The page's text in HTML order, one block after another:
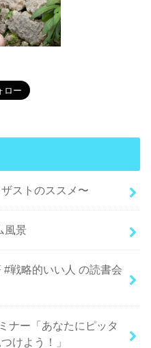
ストのススメ〜
風景
#戦略的いい人 の読書会
ナー「あなたにピッタ
けよう！」